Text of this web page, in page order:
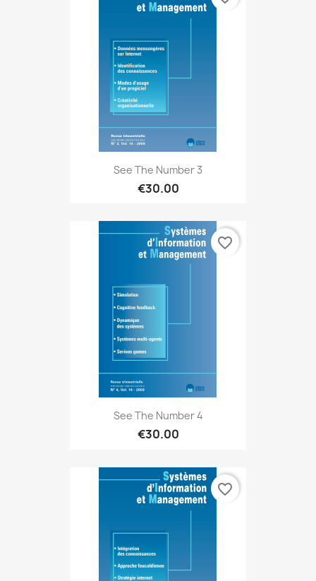
See The Number 3
€30.00
See The Number 4
€30.00
favorite_border
favorite_border